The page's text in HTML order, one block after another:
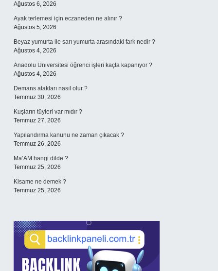
Ağustos 6, 2026
Ayak terlemesi için eczaneden ne alınır ?
Ağustos 5, 2026
Beyaz yumurta ile sarı yumurta arasındaki fark nedir ?
Ağustos 4, 2026
Anadolu Üniversitesi öğrenci işleri kaçta kapanıyor ?
Ağustos 4, 2026
Demans atakları nasıl olur ?
Temmuz 30, 2026
Kuşların tüyleri var mıdır ?
Temmuz 27, 2026
Yapılandırma kanunu ne zaman çıkacak ?
Temmuz 26, 2026
Ma’AM hangi dilde ?
Temmuz 25, 2026
Kisame ne demek ?
Temmuz 25, 2026